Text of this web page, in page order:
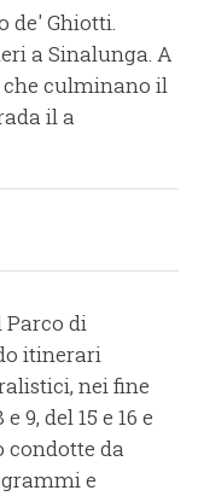
de' Ghiotti.
a Sinalunga. A
che culminano il
il a
di
itinerari
nei fine
9, del 15 e 16 e
condotte da
e